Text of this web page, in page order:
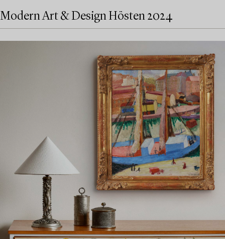
Modern Art & Design Hösten 2024